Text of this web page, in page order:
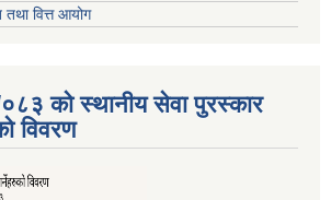
तथा वित्त आयोग
को स्थानीय सेवा पुरस्कार
विवरण